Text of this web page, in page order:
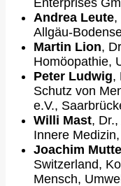
Enterprises
Andrea Leute,
Allgäu-
Martin Lion,
Homöopathie,
Peter Ludwig,
Schutz von
e.V.,
Willi Mast,
Innere
Joachim
Switzerland,
Mensch,